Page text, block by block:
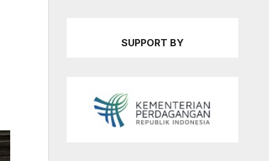
SUPPORT BY